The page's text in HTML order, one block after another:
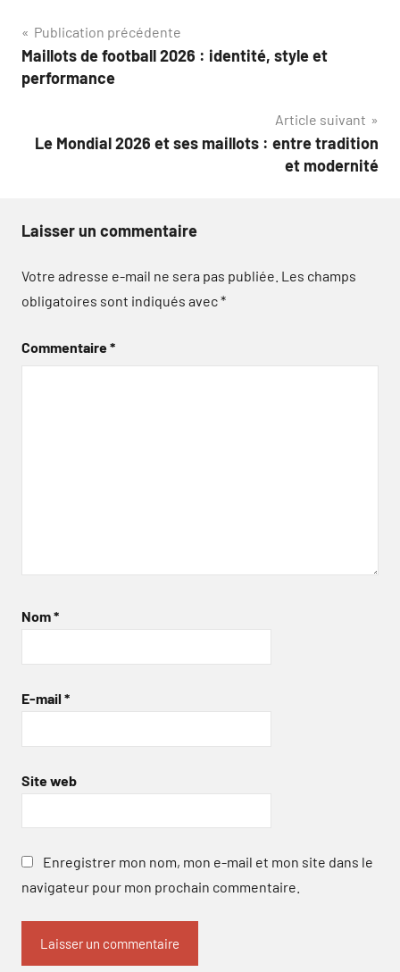
Navigation
de
Publication précédente
Maillots de football 2026 : identité, style et
performance
Article suivant
Le Mondial 2026 et ses maillots : entre tradition
et modernité
Laisser un commentaire
Votre adresse e-mail ne sera pas publiée. Les champs
obligatoires sont indiqués avec*
Commentaire*
Nom*
E-mail *
Site web
Enregistrer mon nom, mon e-mail et mon site dans le
navigateur pour mon prochain commentaire.